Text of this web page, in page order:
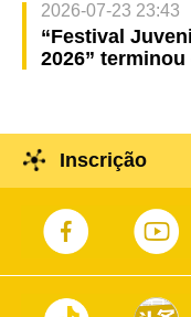
2026-07-23 23:43
“Festival
2026”
Inscrição